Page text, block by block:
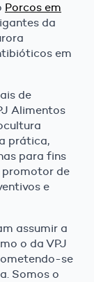
Porcos em
da
em
de
Alimentos
a prática,
para fins
promotor de
e
assumir a
o da VPJ
se
Somos o